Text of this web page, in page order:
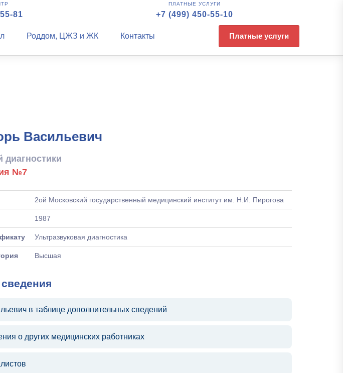
81
ПЛАТНЫЕ УСЛУГИ
+7 (499) 450-55-10
Роддом, ЦЖЗ и ЖК Контакты Платные услуги
Васильевич
диагностики
№7
2ой Московский государственный медицинский институт им. Н.И. Пирогова
1987
Ультразвуковая диагностика
Высшая
в таблице дополнительных сведений
о других медицинских работниках